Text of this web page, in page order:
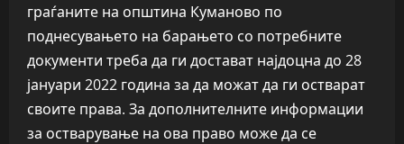
граѓаните на општина Куманово по
поднесувањето на барањето со потребните
документи треба да ги достават најдоцна до 28
јануари 2022 година за да можат да ги остварат
своите права. За дополнителните информации
за остварување на ова право може да се